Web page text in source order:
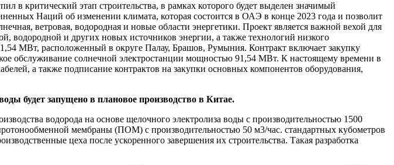
в критический этап строительства, в рамках которого будет выделен значимый
Наций об изменении климата, которая состоится в ОАЭ в конце 2023 года и позволит
ветровая, водородная и новые области энергетики. Проект является важной вехой для
водородной и других новых источников энергии, а также технологий низкого
МВт, расположенный в округе Палау, Брашов, Румыния. Контракт включает закупку
обслуживание солнечной электростанции мощностью 91,54 МВт. К настоящему времени в
а также подписание контрактов на закупки основных компонентов оборудования,
будет запущено в плановое производство в Китае.
водорода на основе щелочного электролиза воды с производительностью 1500
мембраны (ПОМ) с производительностью 50 м3/час. стандартных кубометров
цеха после ускоренного завершения их строительства. Такая разработка